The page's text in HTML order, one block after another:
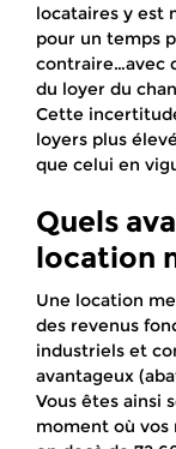
locataires y est
pour un temps
contraire…avec
du loyer du
Cette
loyers plus
que celui en
Quels
location
Une location
des revenus
industriels et
avantageux
Vous êtes ainsi
moment où vos